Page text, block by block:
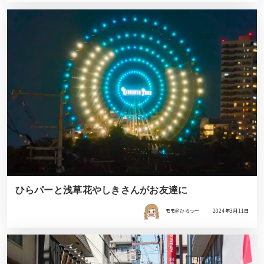
ひらパーと浅草花やしきさんがお友達に
モモ＠ひらつー 2024年3月11日